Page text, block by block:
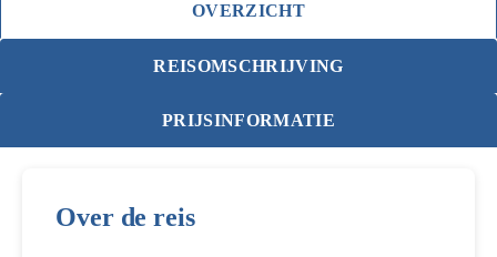
OVERZICHT
REISOMSCHRIJVING
PRIJSINFORMATIE
Over de reis